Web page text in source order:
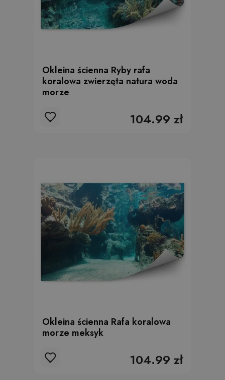
Okleina ścienna Ryby rafa
koralowa zwierzęta natura woda
morze
104.99 zł
Okleina ścienna Rafa koralowa
morze meksyk
104.99 zł